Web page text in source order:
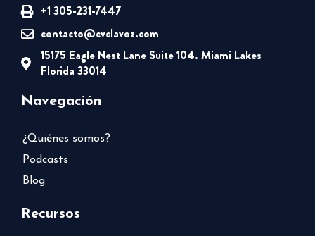
+1 305-231-7447
contacto@cvclavoz.com
15175 Eagle Nest Lane Suite 104. Miami Lakes
Florida 33014
Navegación
¿Quiénes somos?
Podcasts
Blog
Recursos